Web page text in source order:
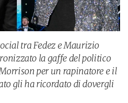
tra Fedez e Maurizio
la gaffe del politico
per un rapinatore e il
gli ha ricordato di dovergli